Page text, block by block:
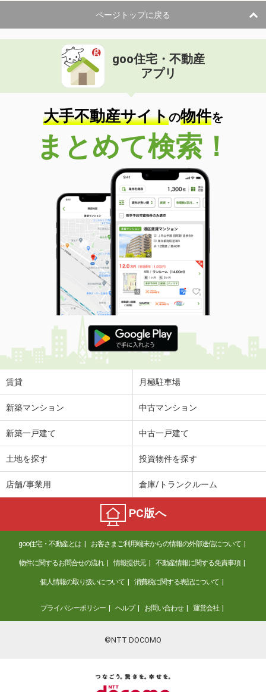
ページトップに戻る
goo住宅・不動産
アプリ
大手不動産サイトの物件を
まとめて検索！
賃貸 月極駐車場
新築マンション 中古マンション
新築一戸建て 中古一戸建て
土地を探す 投資物件を探す
店舗/事業用 倉庫/トランクルーム
PC版へ
goo住宅・不動産とは お客さまご利用端末からの情報の外部送信について
物件に関するお問合せの流れ 情報提供元 不動産情報に関する免責事項
個人情報の取り扱いについて 消費税に関する表記について
プライバシーポリシー ヘルプ お問い合わせ 運営会社
©NTT DOCOMO